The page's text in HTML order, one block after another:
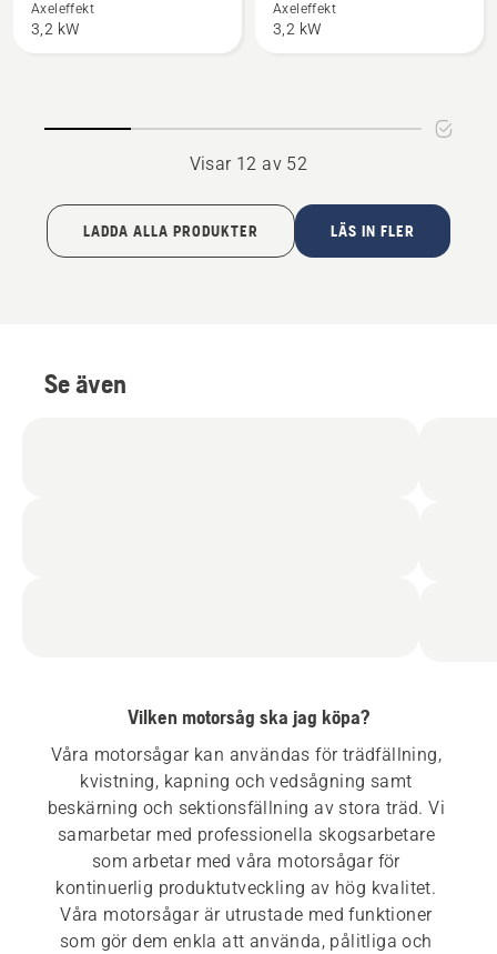
550i
XP®
Axeleffekt
3,2 kW
550i
XP®
Axeleffekt
3,2 kW
Visar 12 av 52
LADDA ALLA PRODUKTER LÄS IN FLER
Se även
Vilken motorsåg ska jag köpa?
Våra motorsågar kan användas för trädfällning,
kvistning, kapning och vedsågning samt
beskärning och sektionsfällning av stora träd. Vi
samarbetar med professionella skogsarbetare
som arbetar med våra motorsågar för
kontinuerlig produktutveckling av hög kvalitet.
Våra motorsågar är utrustade med funktioner
som gör dem enkla att använda, pålitliga och